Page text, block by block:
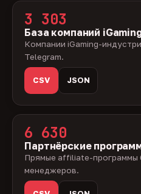
3 303
База компаний
Компании iGaming-
Telegram.
CSV JSON
6 630
Партнёрские
Прямые affiliate-программы
менеджеров.